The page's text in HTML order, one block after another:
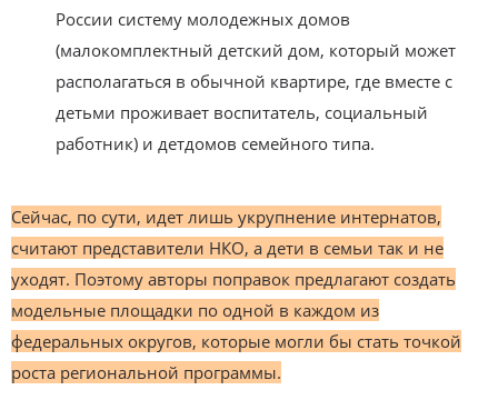
России систему молодежных домов
(малокомплектный детский дом, который может
располагаться в обычной квартире, где вместе с
детьми проживает воспитатель, социальный
работник) и детдомов семейного типа.
Сейчас, по сути, идет лишь укрупнение интернатов,
считают представители НКО, а дети в семьи так и не
уходят. Поэтому авторы поправок предлагают создать
модельные площадки по одной в каждом из
федеральных округов, которые могли бы стать точкой
роста региональной программы.